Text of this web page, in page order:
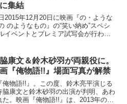
集結
2015年12月20日に映画『の・ような
のようなもの』の“笑い納め”スペシ
イベントとプレミア試写会が行わ
芳光監督の命日にメンバーが集結映
の・ような...
康文＆鈴木砂羽が両親役に。
『俺物語!!』場面写真が解禁
物語!!』。この度、鈴木亮平演じる
康文と鈴木砂羽の出演が判明、あわ
。映画『俺物語!!』は、2013年の